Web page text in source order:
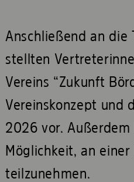
Anschließend an die
stellten
Vereins “Zukunft
Vereinskonzept und
2026 vor.
Möglichkeit, an einer
teilzunehmen.